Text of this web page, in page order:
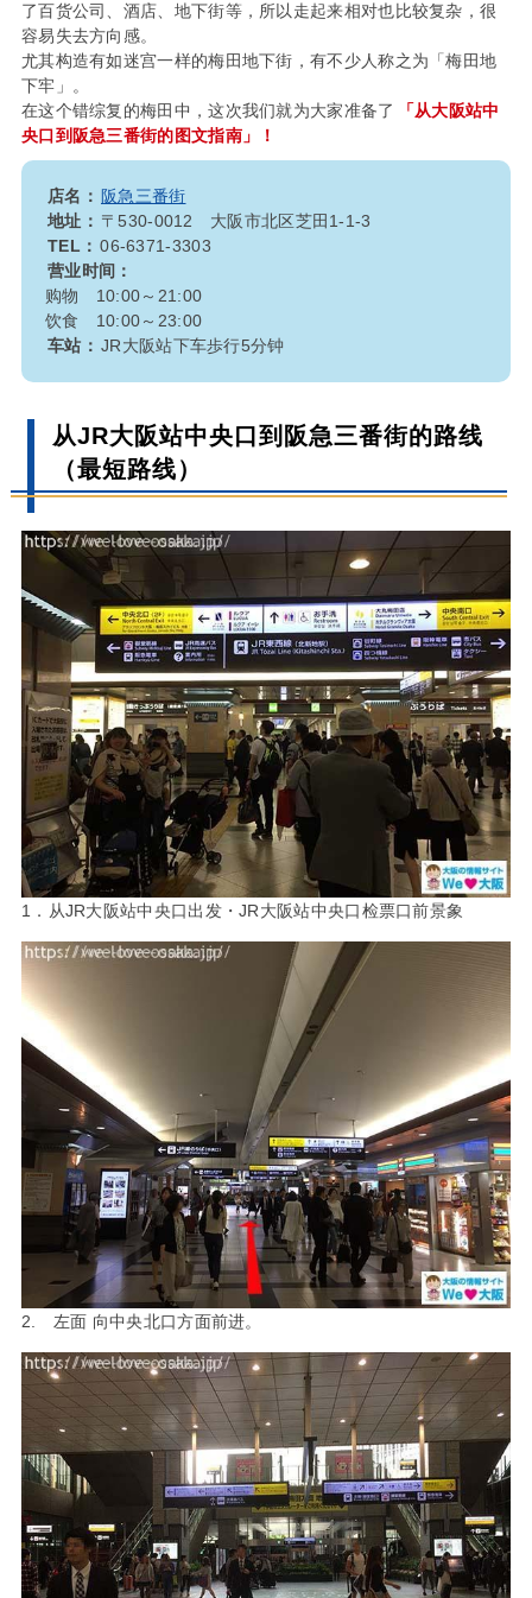
了百货公司、酒店、地下街等，所以走起来相对也比较复杂，很
容易失去方向感。
尤其构造有如迷宫一样的梅田地下街，有不少人称之为「梅田地
下牢」。
在这个错综复的梅田中，这次我们就为大家准备了
「从大阪站中
央口到阪急三番街的图文指南」！
店名： 阪急三番街
地址： 〒530-0012 大阪市北区芝田1-1-3
TEL： 06-6371-3303
营业时间：
购物 10:00～21:00
饮食 10:00～23:00
车站： JR大阪站下车歩行5分钟
从JR大阪站中央口到阪急三番街的路线
（最短路线）
1．从JR大阪站中央口出发・JR大阪站中央口检票口前景象
2. 左面 向中央北口方面前进。